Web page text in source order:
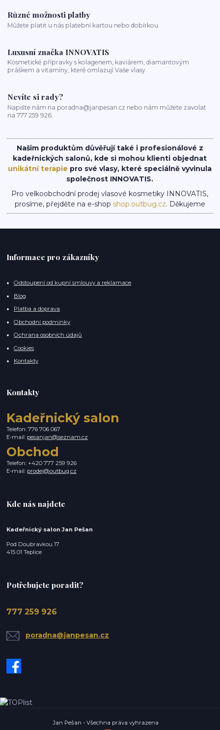
Různé možnosti platby
Můžete platit u nás platební kartou nebo dobírkou.
Luxusní značka INNOVATIS
Kosmetické přípravky s kolagenem, kaviárem, diamantovým
práškem a vitamíny, které omlazují Vaše vlasy.
Nevíte si rady?
Napište nám na poradna@janpesan.cz nebo nám můžete zavolat
na 777 259 926.
Našim produktům důvěřují také i profesionálové z
kadeřnických salonů, kde si mohou klienti objednat
unikátní terapie pro své vlasy, které speciálně vyvinula
společnost INNOVATIS.
Pro velkoobchodní prodej vlasové kosmetiky INNOVATIS,
prosíme, přejděte na e-shop shop.outbug.cz. Děkujeme
Informace pro zákazníky
Odstoupení od kupní smlouvy a reklamace
Blog
Platba a doprava
Obchodní podmínky
Ochrana osobních údajů
Cookies
Kontakty
Kontakty
Kadeřnický salon
Telefon: 776 706 067
E-mail: pesanjan@seznam.cz
Obchod
Telefon: +420 777 259 926
E-mail: prodej@outbug.cz
Kde nás najdete
Kadeřnický salon Jan Pešan
Pod Doubravkou 17
415 01 Teplice
Potřebujete poradit?
777 259 926
poradna@janpesan.cz
Jan Pešan - Všechna práva vyhrazena